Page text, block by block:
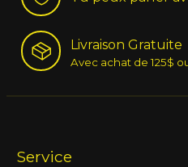
Livraison Gratuite
Avec achat de 125$
Service